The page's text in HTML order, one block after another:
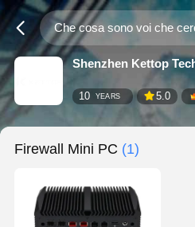
Shenzhen Kettop
10 YEARS 5.0
Firewall Mini PC (1)